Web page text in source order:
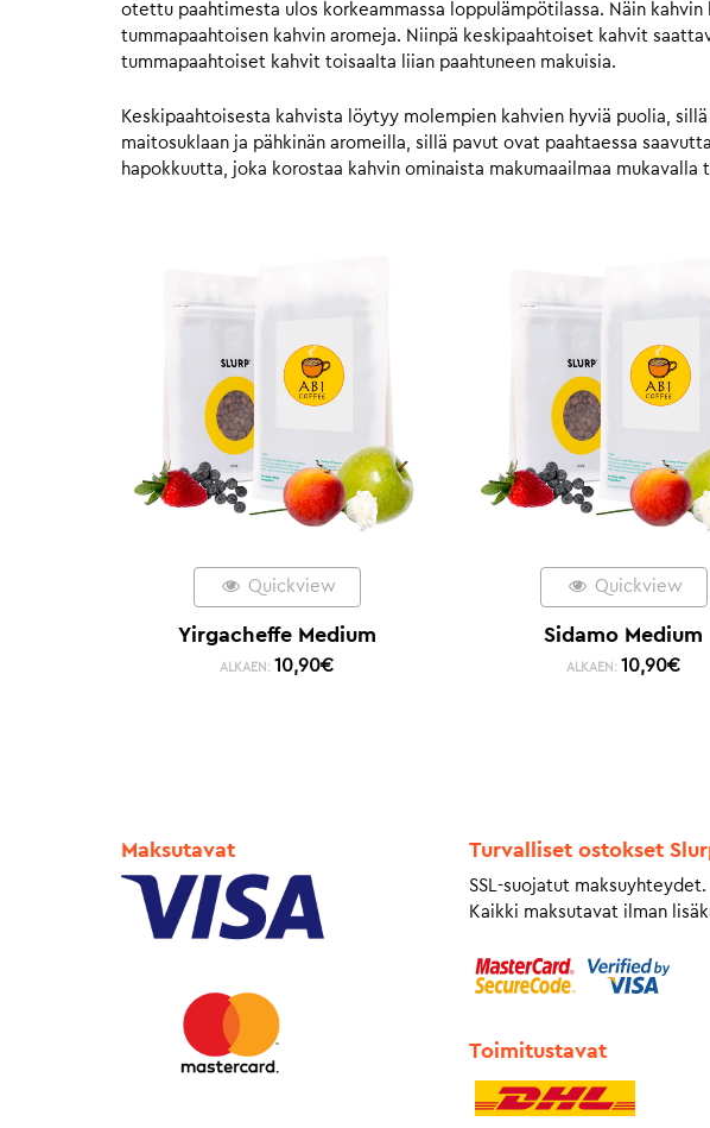
otettu paahtimesta ulos korkeammassa loppulämpötilassa. Näin
tummapaahtoisen kahvin aromeja. Niinpä keskipaahtoiset kahvit
tummapaahtoiset kahvit toisaalta liian paahtuneen makuisia.
Keskipaahtoisesta kahvista löytyy molempien kahvien hyviä puolia,
maitosuklaan ja pähkinän aromeilla, sillä pavut ovat paahtaessa
hapokkuutta, joka korostaa kahvin ominaista makumaailmaa
Quickview
Yirgacheffe Medium
ALKAEN: 10,90€
Quickview
Sidamo Medium
ALKAEN: 10,90€
Maksutavat Turvalliset ostokset
SSL-suojatut maksuyhteydet.
Kaikki maksutavat ilman
Toimitustavat